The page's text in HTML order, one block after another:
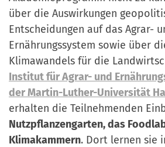
über die Auswirkungen
Entscheidungen auf das Agrar-
Ernährungssystem sowie über
Klimawandels für die
Institut für Agrar- und
der Martin-Luther-Universität
erhalten die Teilnehmenden
Nutzpflanzengarten, das
Klimakammern. Dort lernen sie